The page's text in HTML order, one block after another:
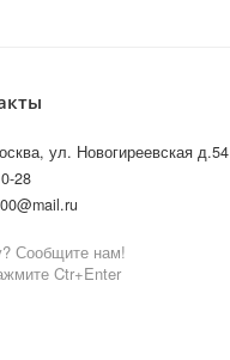
ул. Новогиреевская д.54
28
Сообщите нам!
Ctr+Enter